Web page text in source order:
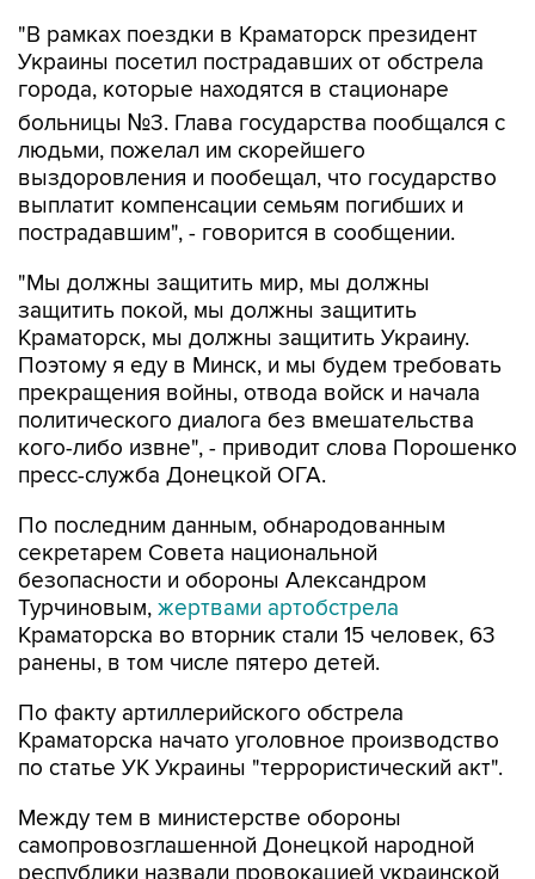
"В рамках поездки в Краматорск президент
Украины посетил пострадавших от обстрела
города, которые находятся в стационаре
больницы №3. Глава государства пообщался с
людьми, пожелал им скорейшего
выздоровления и пообещал, что государство
выплатит компенсации семьям погибших и
пострадавшим", - говорится в сообщении.
"Мы должны защитить мир, мы должны
защитить покой, мы должны защитить
Краматорск, мы должны защитить Украину.
Поэтому я еду в Минск, и мы будем требовать
прекращения войны, отвода войск и начала
политического диалога без вмешательства
кого-либо извне", - приводит слова Порошенко
пресс-служба Донецкой ОГА.
По последним данным, обнародованным
секретарем Совета национальной
безопасности и обороны Александром
Турчиновым, жертвами артобстрела
Краматорска во вторник стали 15 человек, 63
ранены, в том числе пятеро детей.
По факту артиллерийского обстрела
Краматорска начато уголовное производство
по статье УК Украины "террористический акт".
Между тем в министерстве обороны
самопровозглашенной Донецкой народной